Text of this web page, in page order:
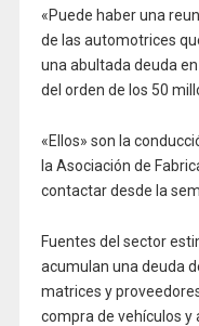
«Puede haber una
de las automotrices
una abultada deuda
del orden de los 50
«Ellos» son la
la Asociación de
contactar desde la
Fuentes del sector
acumulan una deuda
matrices y
compra de vehículos y